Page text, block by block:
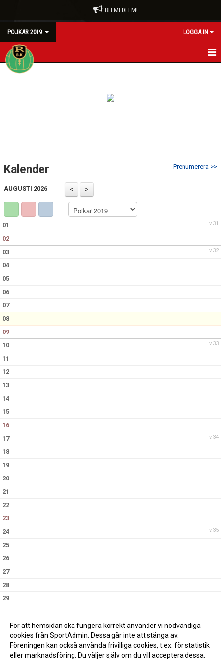
BLI MEDLEM!
POJKAR 2019 LOGGA IN
HEM
KONTAKT
Prenumerera >>
Kalender
AUGUSTI 2026
v.31
01
02
v.32
03
04
05
06
07
08
09
v.33
10
11
12
13
14
15
16
v.34
17
18
19
20
21
22
23
v.35
24
25
26
27
28
29
För att hemsidan ska fungera korrekt använder vi nödvändiga
cookies från SportAdmin. Dessa går inte att stänga av.
Föreningen kan också använda frivilliga cookies, t.ex. för statistik
eller marknadsföring. Du väljer själv om du vill acceptera dessa.